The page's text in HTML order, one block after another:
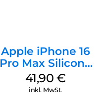
Apple iPhone 16
Pro Max Silicone
Case MagSafe
Ultramarine
41,90 €
inkl. MwSt.